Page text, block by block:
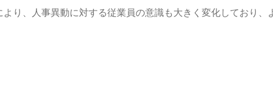
り、人事異動に対する従業員の意識も大きく変化しており